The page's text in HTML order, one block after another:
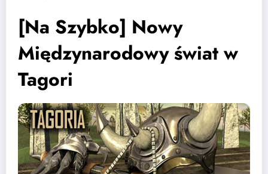
[Na Szybko] Nowy
Międzynarodowy świat w
Tagori